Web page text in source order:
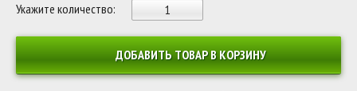
Укажите количество:
ДОБАВИТЬ ТОВАР В КОРЗИНУ